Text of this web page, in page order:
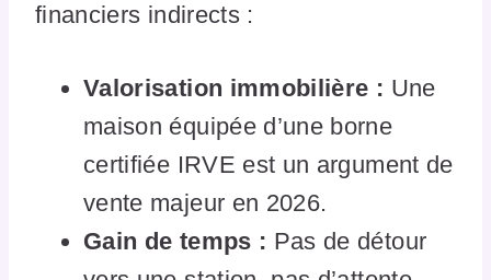
financiers indirects :
Valorisation immobilière : Une
maison équipée d’une borne
certifiée IRVE est un argument de
vente majeur en 2026.
Gain de temps : Pas de détour